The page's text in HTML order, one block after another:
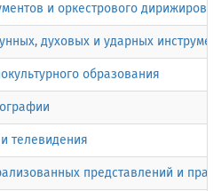
и оркестрового
духовых и ударных
образования
телевидения
представлений и